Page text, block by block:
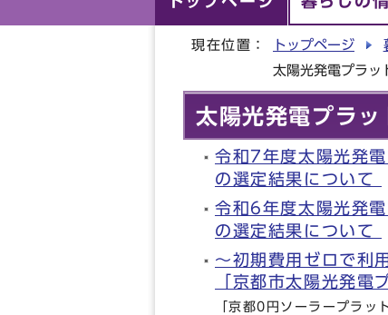
現在位置： トップページ
太陽光発電プラッ
太陽光発電プラッ
令和7年度太陽光発
の選定結果について
令和6年度太陽光発
の選定結果について
～初期費用ゼロで利
「京都市太陽光発電
「京都0円ソーラープラッ